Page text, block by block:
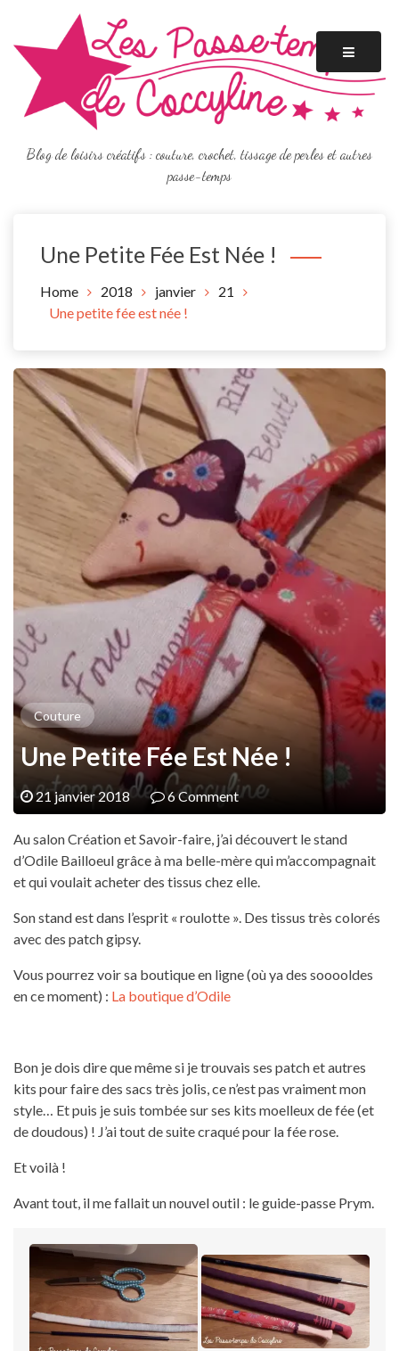
content
Blog de loisirs créatifs : couture, crochet, tissage de perles et autres
passe-temps
Une Petite Fée Est Née !
Home 2018 janvier
21
Une petite fée est née !
Couture
Une Petite Fée Est Née !
21 janvier 2018 6 Comment
Au salon Création et Savoir-faire, j’ai découvert le stand
d’Odile Bailloeul grâce à ma belle-mère qui m’accompagnait
et qui voulait acheter des tissus chez elle.
Son stand est dans l’esprit « roulotte ». Des tissus très colorés
avec des patch gipsy.
Vous pourrez voir sa boutique en ligne (où ya des sooooldes
en ce moment) : La boutique d’Odile
Bon je dois dire que même si je trouvais ses patch et autres
kits pour faire des sacs très jolis, ce n’est pas vraiment mon
style… Et puis je suis tombée sur ses kits moelleux de fée (et
de doudous) ! J’ai tout de suite craqué pour la fée rose.
Et voilà !
Avant tout, il me fallait un nouvel outil : le guide-passe Prym.